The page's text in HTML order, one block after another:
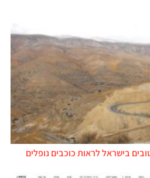
בישראל לראות כוכבים נופלים